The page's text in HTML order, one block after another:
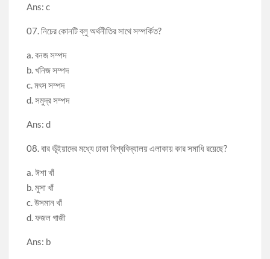
Ans: c
07. নিচের কোনটি ব্লু অর্থনীতির সাথে সম্পর্কিত?
a. বনজ সম্পদ
b. খনিজ সম্পদ
c. মৎস সম্পদ
d. সমুদ্র সম্পদ
Ans: d
08. বার ভূঁইয়াদের মধ্যে ঢাকা বিশ্ববিদ্যালয় এলাকায় কার সমাধি রয়েছে?
a. ঈশা খাঁ
b. মুসা খাঁ
c. উসমান খাঁ
d. ফজল গাজী
Ans: b